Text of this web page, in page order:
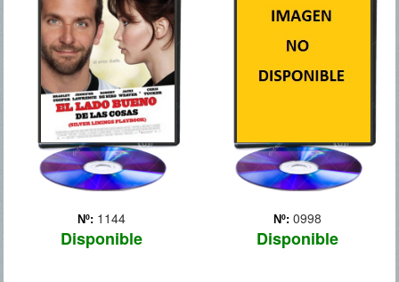
Nº: 1144
Disponible
Tras pasar ocho meses en
una institución mental por
agredir al amante de su
mujer, Pat (Bradley
Cooper) vuelve con lo
puesto a vivir en casa de
sus padres (Robert De Niro
y Jacki Weaver). De... Más
Nº: 0998
Disponible
Película compuesta de
sketches cómicos y un
estrellas. Los protagonistas
son dos hermanos que
buscan en internet la mítica
"Movie 43", prohibida en